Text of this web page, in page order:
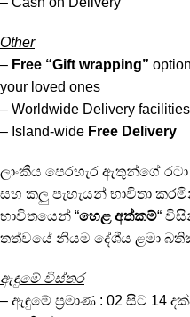
Other
– Free “Gift wrapping”
your loved ones
– Worldwide Delivery facilities
– Island-wide Free Delivery
ලාංකීය පෙරහැර ඇතුන්ගේ
සහ කලු පැහැයන් භාවිතා
භාවිතයෙන් “හෙළ අත්කම්“
තත්වයේ නියම දේශීය ළමා
ඇඳුමේ විස්තර
– ඇඳුමේ ප්‍රමාණ : 02 සිට 14